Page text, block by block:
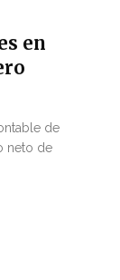
en
de
neto de